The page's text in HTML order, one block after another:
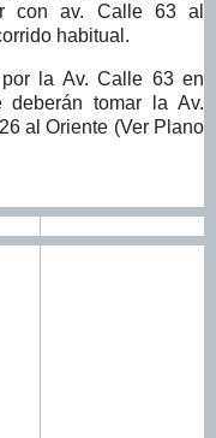
con av. Calle 63 al
habitual.
la Av. Calle 63 en
deberán tomar la Av.
al Oriente (Ver Plano